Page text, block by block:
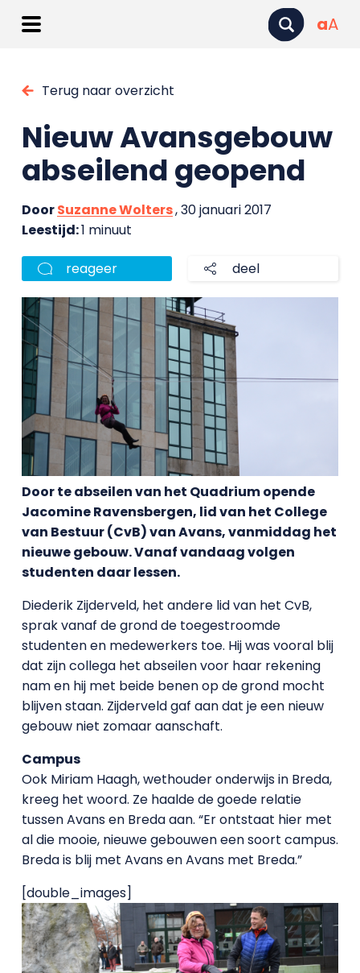
aA
Terug naar overzicht
Nieuw Avansgebouw
abseilend geopend
DoorSuzanne Wolters, 30 januari 2017
Leestijd:1 minuut
reageer deel
Door te abseilen van het Quadrium opende
Jacomine Ravensbergen, lid van het College
van Bestuur (CvB) van Avans, vanmiddag het
nieuwe gebouw. Vanaf vandaag volgen
studenten daar lessen.
Diederik Zijderveld, het andere lid van het CvB,
sprak vanaf de grond de toegestroomde
studenten en medewerkers toe. Hij was vooral blij
dat zijn collega het abseilen voor haar rekening
nam en hij met beide benen op de grond mocht
blijven staan. Zijderveld gaf aan dat je een nieuw
gebouw niet zomaar aanschaft.
Campus
Ook Miriam Haagh, wethouder onderwijs in Breda,
kreeg het woord. Ze haalde de goede relatie
tussen Avans en Breda aan. “Er ontstaat hier met
al die mooie, nieuwe gebouwen een soort campus.
Breda is blij met Avans en Avans met Breda.”
[double_images]